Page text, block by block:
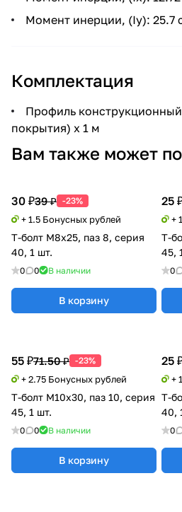
Момент инерции, (Iy): 25.7
Комплектация
Профиль
покрытия) х 1 м
Вам также может
30 ₽39 ₽ -23%
+ 1.5 Бонусных рублей
Т-болт М8х25, паз 8, серия
40, 1 шт.
0 0 В наличии
В корзину
25
+
Т-
45,
0
25
+
Т-
40,
0
55 ₽71.50 ₽ -23%
+ 2.75 Бонусных рублей
Т-болт М10х30, паз 10, серия
45, 1 шт.
0 0 В наличии
В корзину